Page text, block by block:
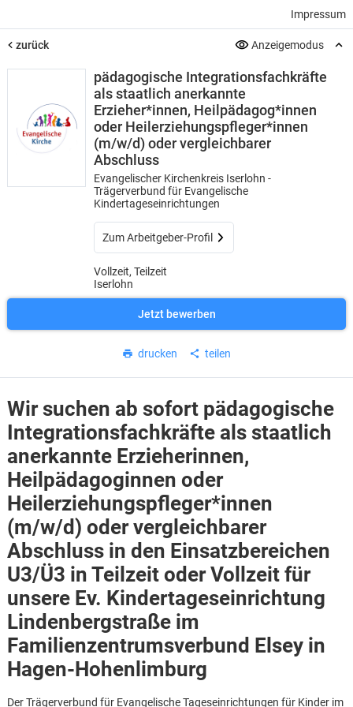
Impressum
zurück Anzeigemodus
pädagogische Integrationsfachkräfte
als staatlich anerkannte
Erzieher*innen, Heilpädagog*innen
oder Heilerziehungspfleger*innen
(m/w/d) oder vergleichbarer
Abschluss
Evangelischer Kirchenkreis Iserlohn -
Trägerverbund für Evangelische
Kindertageseinrichtungen
Zum Arbeitgeber-Profil
Vollzeit, Teilzeit
Iserlohn
Jetzt bewerben
drucken teilen
Wir suchen ab sofort pädagogische
Integrationsfachkräfte als staatlich
anerkannte Erzieherinnen,
Heilpädagoginnen oder
Heilerziehungspfleger*innen
(m/w/d) oder vergleichbarer
Abschluss in den Einsatzbereichen
U3/Ü3 in Teilzeit oder Vollzeit für
unsere Ev. Kindertageseinrichtung
Lindenbergstraße im
Familienzentrumsverbund Elsey in
Hagen-Hohenlimburg
Der Trägerverbund für Evangelische Tageseinrichtungen für Kinder im
Karte anzeigen